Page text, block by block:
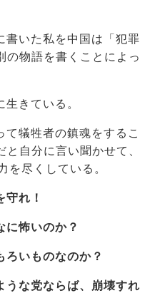
書いた私を中国は「犯罪
の物語を書くことによっ
きている。
犠牲者の鎮魂をするこ
自分に言い聞かせて、
を尽くしている。
れ！
に怖いのか？
ろいものなのか？
うな党ならば、崩壊すれ